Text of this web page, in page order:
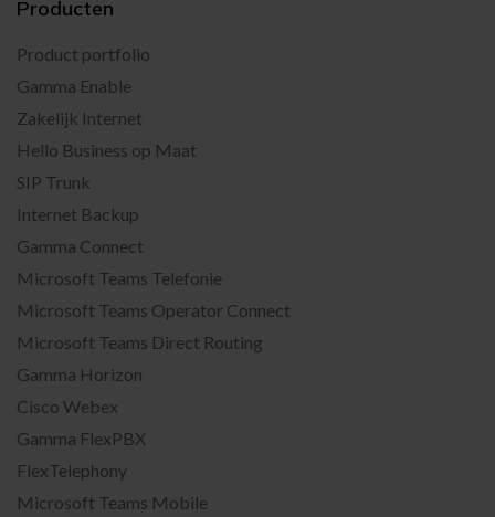
Producten
Product portfolio
Gamma Enable
Zakelijk Internet
Hello Business op Maat
SIP Trunk
Internet Backup
Gamma Connect
Microsoft Teams Telefonie
Microsoft Teams Operator Connect
Microsoft Teams Direct Routing
Gamma Horizon
Cisco Webex
Gamma FlexPBX
FlexTelephony
Microsoft Teams Mobile